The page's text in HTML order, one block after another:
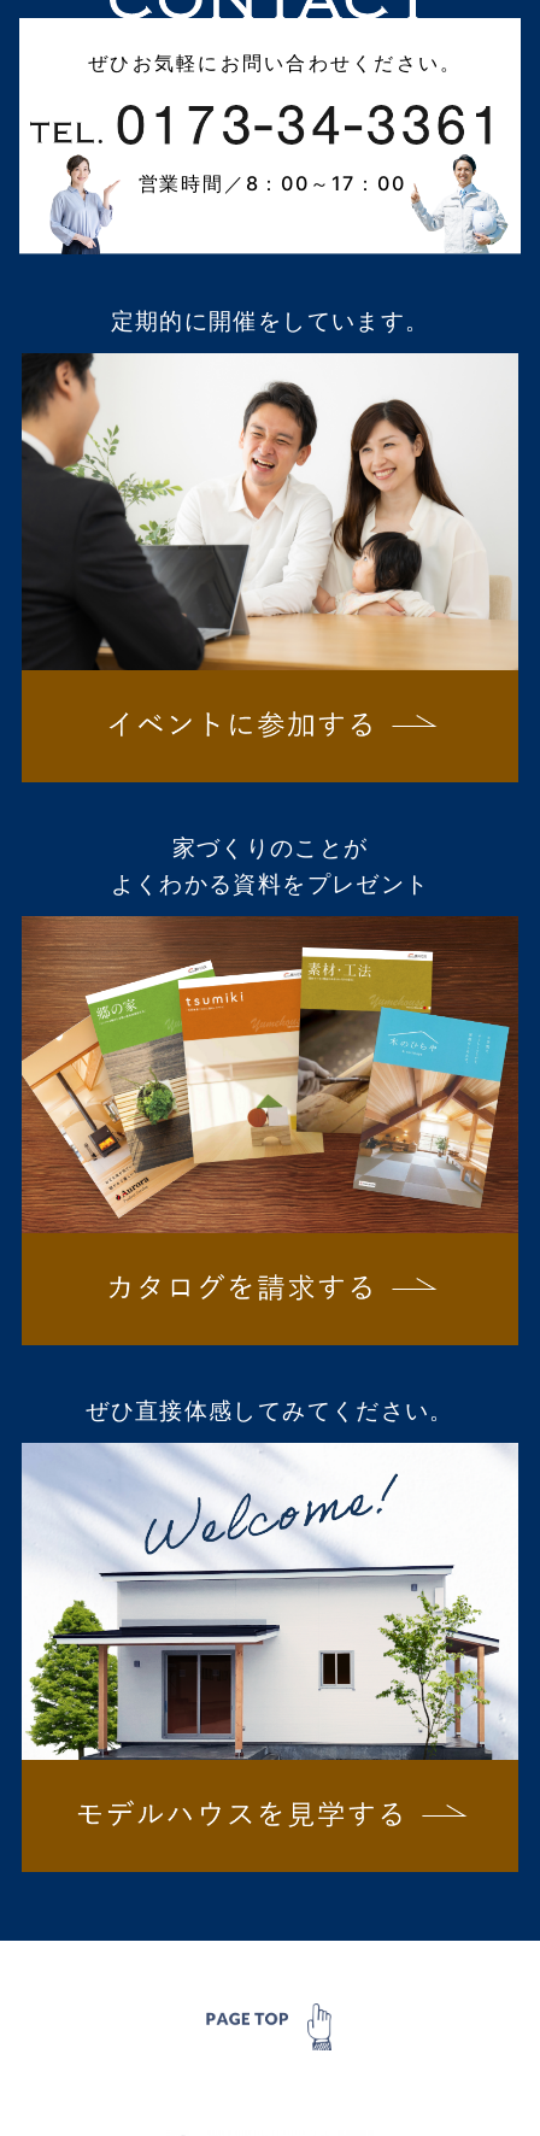
ぜひお気軽にお問い合わせください。
営業時間／8：00～17：00
定期的に開催をしています。
家づくりのことが
よくわかる資料をプレゼント
ぜひ直接体感してみてください。